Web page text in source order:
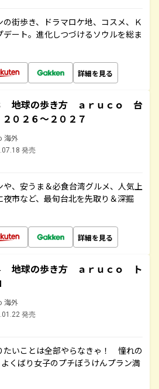
街歩き、ドラマロケ地、コスメ、Ｋ
ート。進化しつづけるソウルを総ま
詳細を見る
地球の歩き方 ａｒｕｃｏ 台
０２６～２０２７
海外
発売
、安うま＆必食台湾グルメ、人気上
市など、最旬台北を先取り＆深掘
詳細を見る
地球の歩き方 ａｒｕｃｏ ト
海外
発売
たいことは全部やらなきゃ！ 憧れの
くばり女子のプチぼうけんプラン満